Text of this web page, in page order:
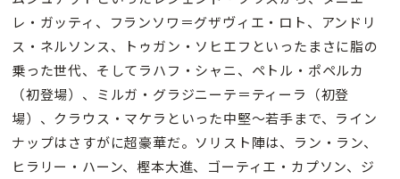
レ・ガッティ、フランソワ＝グザヴィエ・ロト、アンドリ
ス・ネルソンス、トゥガン・ソヒエフといったまさに脂の
乗った世代、そしてラハフ・シャニ、ペトル・ポペルカ
（初登場）、ミルガ・グラジニーテ＝ティーラ（初登
場）、クラウス・マケラといった中堅〜若手まで、ライン
ナップはさすがに超豪華だ。ソリスト陣は、ラン・ラン、
ヒラリー・ハーン、樫本大進、ゴーティエ・カプソン、ジ